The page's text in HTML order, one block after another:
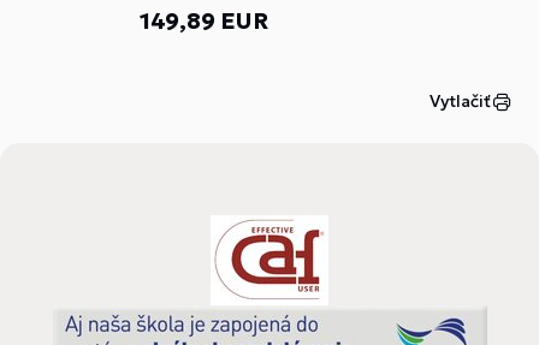
149,89 EUR
Vytlačiť